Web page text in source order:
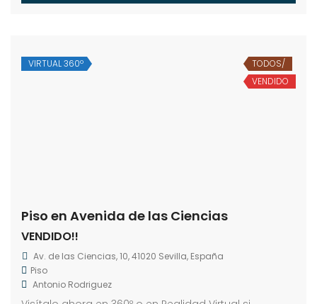
VIRTUAL 360º
TODOS/
VENDIDO
Piso en Avenida de las Ciencias
VENDIDO!!
Av. de las Ciencias, 10, 41020 Sevilla, España
Piso
Antonio Rodriguez